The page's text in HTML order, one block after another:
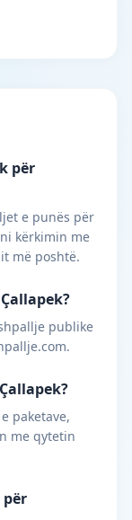
për
e punës për
kërkimin me
më poshtë.
publike
paketave,
me qytetin
për